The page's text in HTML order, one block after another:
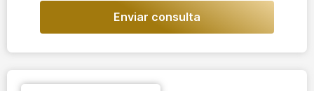
Enviar consulta